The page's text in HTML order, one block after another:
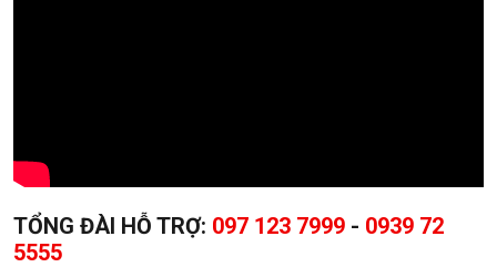
TỔNG ĐÀI HỖ TRỢ: 097 123 7999 - 0939 72
5555